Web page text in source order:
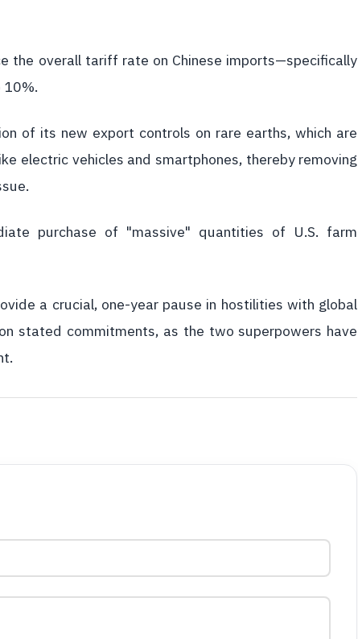
the overall tariff rate on Chinese imports—specifically
of its new export controls on rare earths, which are
electric vehicles and smartphones, thereby removing
purchase of "massive" quantities of U.S. farm
a crucial, one-year pause in hostilities with global
stated commitments, as the two superpowers have